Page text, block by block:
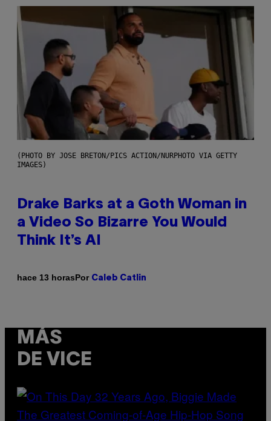
(PHOTO BY JOSE BRETON/PICS ACTION/NURPHOTO VIA GETTY
IMAGES)
Drake Barks at a Goth Woman in
a Video So Bizarre You Would
Think It’s AI
hace 13 horasPor Caleb Catlin
MÁS
DE VICE